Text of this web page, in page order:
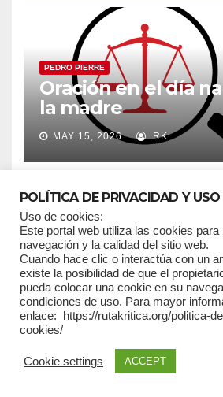
PEDRO PIERRE
Oración en el día
la madre
MAY 15, 2026 RK
POLÍTICA DE PRIVACIDAD Y
Uso de cookies:
Este portal web utiliza las cookies para
navegación y la calidad del sitio web.
Cuando hace clic o interactúa con un
existe la posibilidad de que el
pueda colocar una cookie en su
condiciones de uso. Para mayor
enlace: https://rutakritica.org/politica-
cookies/
Cookie settings ACCEPT